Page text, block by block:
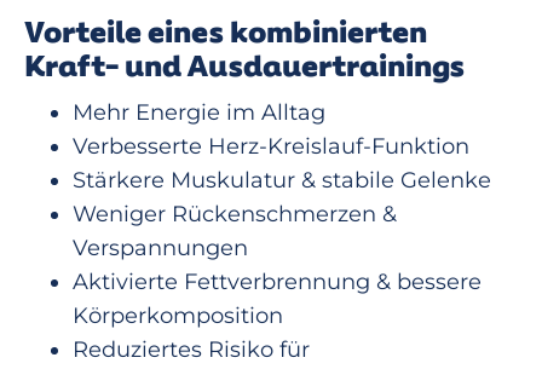
Vorteile eines kombinierten
Kraft- und Ausdauertrainings
Mehr Energie im Alltag
Verbesserte Herz-Kreislauf-Funktion
Stärkere Muskulatur & stabile Gelenke
Weniger Rückenschmerzen &
Verspannungen
Aktivierte Fettverbrennung & bessere
Körperkomposition
Reduziertes Risiko für